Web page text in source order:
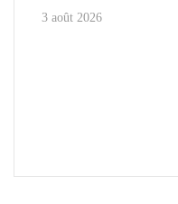
3 août 2026